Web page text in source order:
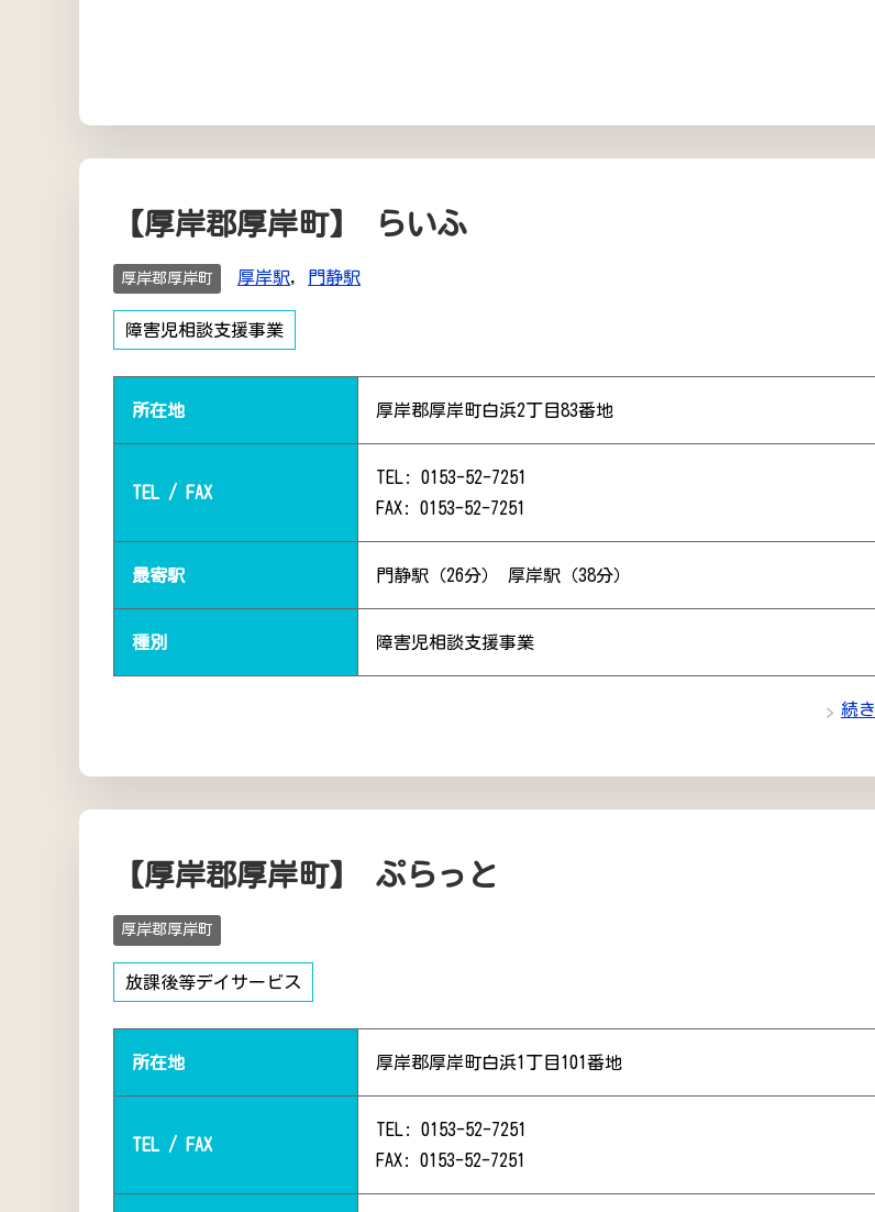
【厚岸郡厚岸町】 らいふ
厚岸郡厚岸町 厚岸駅, 門静駅
障害児相談支援事業
所在地 厚岸郡厚岸町白浜2丁目83番地
TEL / FAX
TEL: 0153-52-7251
FAX: 0153-52-7251
最寄駅 門静駅（26分） 厚岸駅（38分）
種別 障害児相談支援事業
続
【厚岸郡厚岸町】 ぷらっと
厚岸郡厚岸町
放課後等デイサービス
所在地 厚岸郡厚岸町白浜1丁目101番地
TEL / FAX
TEL: 0153-52-7251
FAX: 0153-52-7251